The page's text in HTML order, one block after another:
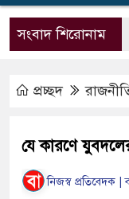
সংবাদ শিরোনাম
জানবেন ফলাফল
প্রচ্ছদ
যে কারণে
নিজস্ব প্রতিবেদক |